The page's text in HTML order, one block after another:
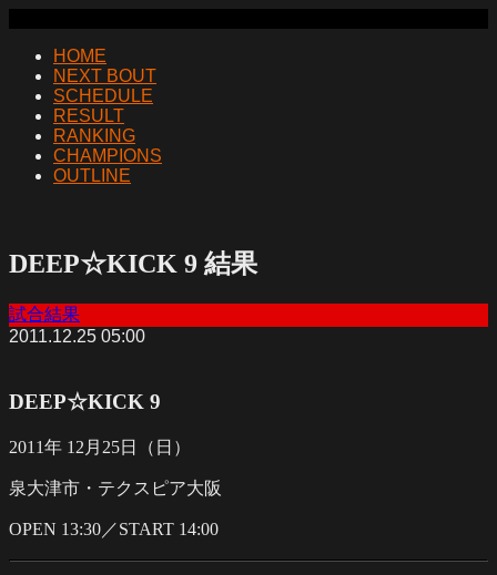
HOME
NEXT BOUT
SCHEDULE
RESULT
RANKING
CHAMPIONS
OUTLINE
DEEP☆KICK 9 結果
試合結果
2011.12.25 05:00
DEEP☆KICK 9
2011年 12月25日（日）
泉大津市・テクスピア大阪
OPEN 13:30／START 14:00